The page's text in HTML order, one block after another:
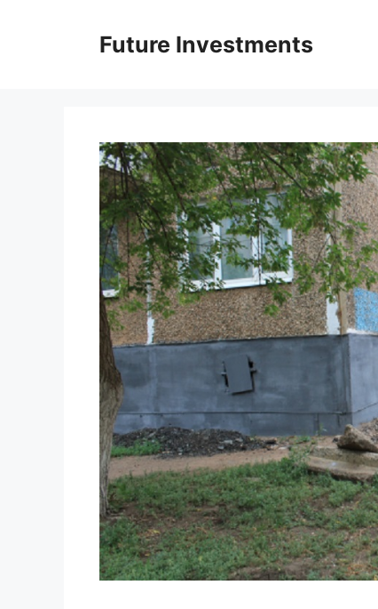
Future Investments